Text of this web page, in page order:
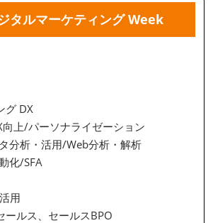
タルマーケティング Week
グ DX
上/パーソナライゼーション
分析・活用/Web分析・解析
化/SFA
用
ールス、セールスBPO